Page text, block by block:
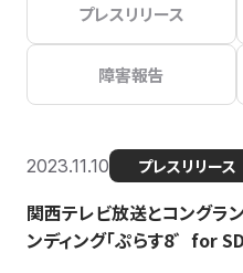
プレスリリース
障害報告
2023.11.10 プレスリリース
関西テレビ放送とコングラ
ンディング「ぷらす8゛for